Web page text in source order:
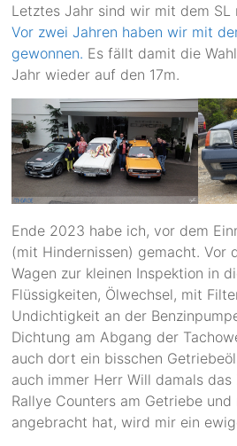
Letztes Jahr sind wir mit dem SL
Vor zwei Jahren haben wir mit
gewonnen. Es fällt damit die
Jahr wieder auf den 17m.
Ende 2023 habe ich, vor dem
(mit Hindernissen) gemacht. Vor
Wagen zur kleinen Inspektion in
Flüssigkeiten, Ölwechsel, mit
Undichtigkeit an der
Dichtung am Abgang der
auch dort ein bisschen
auch immer Herr Will damals
Rallye Counters am Getriebe
angebracht hat, wird mir ein